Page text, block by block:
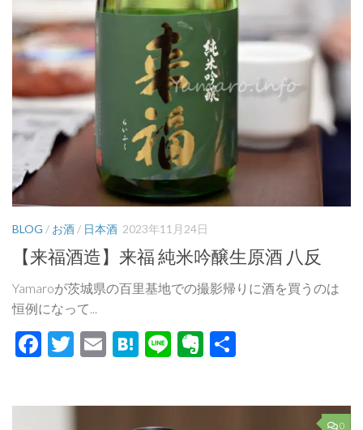
BLOG / お酒/ 日本酒 2023年11月24日
【来福酒造】来福 純米吟醸生原酒 八反
Yamaroが茨城県の百里基地での撮影帰りに酒を買うのは
恒例になって...
Facebook
Twitter
EmailHatena
LineEvernote
0